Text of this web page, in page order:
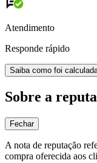
Atendimento
Responde rápido
Saiba como foi
Sobre a
Fechar
A nota de reputação
compra oferecida aos